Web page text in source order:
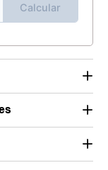
Calcular